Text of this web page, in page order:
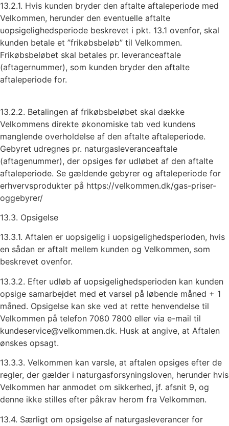
13.2.1. Hvis kunden bryder den aftalte aftaleperiode med
Velkommen, herunder den eventuelle aftalte
uopsigelighedsperiode beskrevet i pkt. 13.1 ovenfor, skal
kunden betale et ”frikøbsbeløb” til Velkommen.
Frikøbsbeløbet skal betales pr. leveranceaftale
(aftagernummer), som kunden bryder den aftalte
aftaleperiode for.
13.2.2. Betalingen af frikøbsbeløbet skal dække
Velkommens direkte økonomiske tab ved kundens
manglende overholdelse af den aftalte aftaleperiode.
Gebyret udregnes pr. naturgasleveranceaftale
(aftagenummer), der opsiges før udløbet af den aftalte
aftaleperiode. Se gældende gebyrer og aftaleperiode for
erhvervsprodukter på https://velkommen.dk/gas-priser-
oggebyrer/
13.3. Opsigelse
13.3.1. Aftalen er uopsigelig i uopsigelighedsperioden, hvis
en sådan er aftalt mellem kunden og Velkommen, som
beskrevet ovenfor.
13.3.2. Efter udløb af uopsigelighedsperioden kan kunden
opsige samarbejdet med et varsel på løbende måned + 1
måned. Opsigelse kan ske ved at rette henvendelse til
Velkommen på telefon 7080 7800 eller via e-mail til
kundeservice@velkommen.dk. Husk at angive, at Aftalen
ønskes opsagt.
13.3.3. Velkommen kan varsle, at aftalen opsiges efter de
regler, der gælder i naturgasforsyningsloven, herunder hvis
Velkommen har anmodet om sikkerhed, jf. afsnit 9, og
denne ikke stilles efter påkrav herom fra Velkommen.
13.4. Særligt om opsigelse af naturgasleverancer for